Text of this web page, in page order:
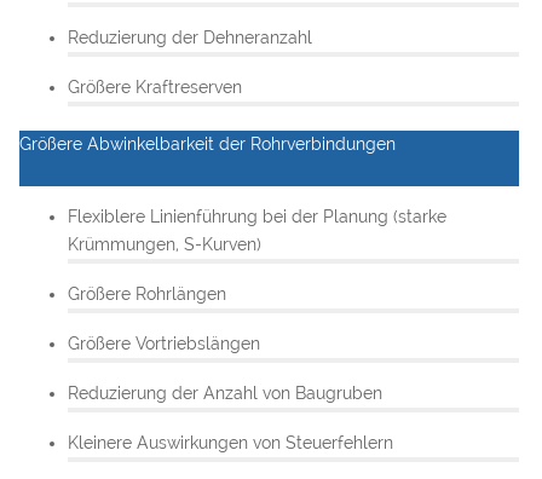
Reduzierung der Dehneranzahl
Größere Kraftreserven
Größere Abwinkelbarkeit der Rohrverbindungen
Flexiblere Linienführung bei der Planung (starke
Krümmungen, S-Kurven)
Größere Rohrlängen
Größere Vortriebslängen
Reduzierung der Anzahl von Baugruben
Kleinere Auswirkungen von Steuerfehlern